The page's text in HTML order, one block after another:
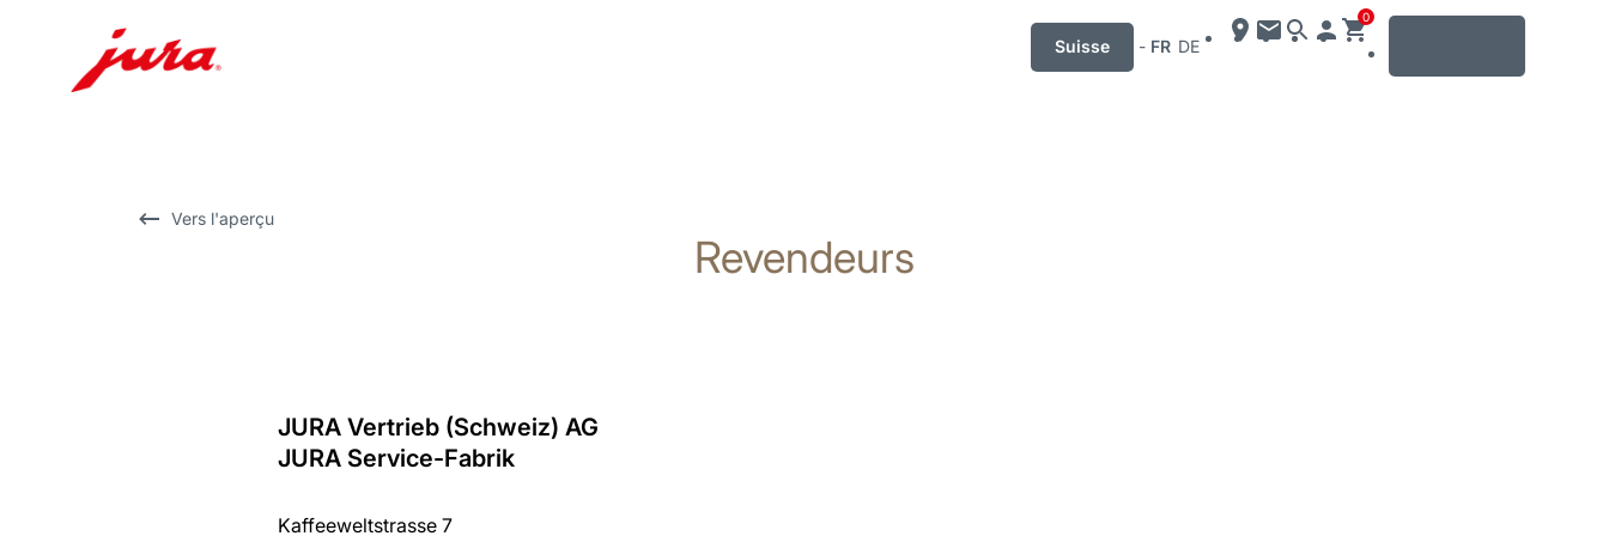
Suisse - FR DE
0
Vers l'aperçu
Revendeurs
Revenir
JURA Vertrieb (Schweiz) AG
JURA Service-Fabrik
Kaffeeweltstrasse 7